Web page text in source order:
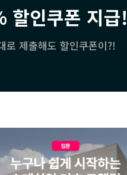
할인쿠폰 지급!
로 제출해도 할인쿠폰이?!